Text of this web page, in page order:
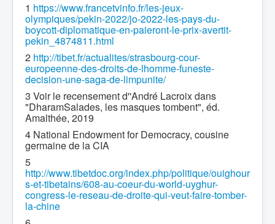
1 https://www.francetvinfo.fr/les-jeux-
olympiques/pekin-2022/jo-2022-les-pays-du-
boycott-diplomatique-en-paieront-le-prix-avertit-
pekin_4874811.html
2 http://tibet.fr/actualites/strasbourg-cour-
europeenne-des-droits-de-lhomme-funeste-
decision-une-saga-de-limpunite/
3 Voir le recensement d''André Lacroix dans
"DharamSalades, les masques tombent", éd.
Amalthée, 2019
4 National Endowment for Democracy, cousine
germaine de la CIA
5
http://www.tibetdoc.org/index.php/politique/ouighour
s-et-tibetains/608-au-coeur-du-world-uyghur-
congress-le-reseau-de-droite-qui-veut-faire-tomber-
la-chine